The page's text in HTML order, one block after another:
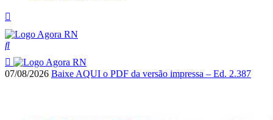
07/08/2026 Baixe AQUI o PDF da versão impressa – Ed. 2.387